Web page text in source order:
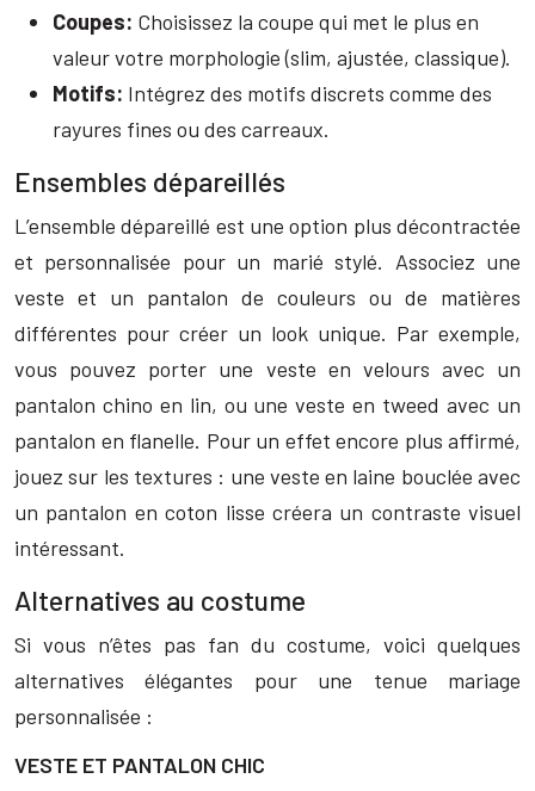
Coupes: Choisissez la coupe qui met le plus en
valeur votre morphologie (slim, ajustée, classique).
Motifs: Intégrez des motifs discrets comme des
rayures fines ou des carreaux.
Ensembles dépareillés
L’ensemble dépareillé est une option plus décontractée
et personnalisée pour un marié stylé. Associez une
veste et un pantalon de couleurs ou de matières
différentes pour créer un look unique. Par exemple,
vous pouvez porter une veste en velours avec un
pantalon chino en lin, ou une veste en tweed avec un
pantalon en flanelle. Pour un effet encore plus affirmé,
jouez sur les textures : une veste en laine bouclée avec
un pantalon en coton lisse créera un contraste visuel
intéressant.
Alternatives au costume
Si vous n’êtes pas fan du costume, voici quelques
alternatives élégantes pour une tenue mariage
personnalisée :
VESTE ET PANTALON CHIC